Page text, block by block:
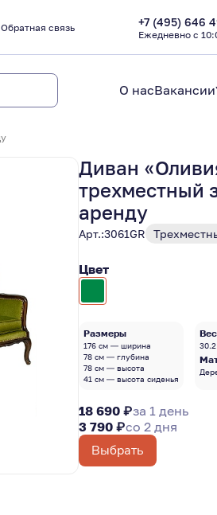
Обратная связь +7 (495) 646
Ежедневно с
О насВакансии
Диван
трехместный
аренду
Арт.:3061GR
Цвет
Размеры
176 см — ширина
78 см — глубина
78 см — высота
41 см — высота сиденья
Вес
30.2
18 690 ₽за 1 день
3 790 ₽со 2 дня
Выбрать